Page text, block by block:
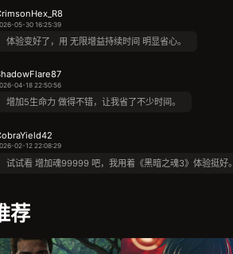
05-30 16:25:39
体验变好了，用 无限增益持续时间 明显省心。
04-18 22:50:56
增加5生命力 做得不错，让我省了不少时间。
02-12 22:08:29
试试看 增加魂99999 吧，我用着《黑暗之魂3》体验挺好。
荐